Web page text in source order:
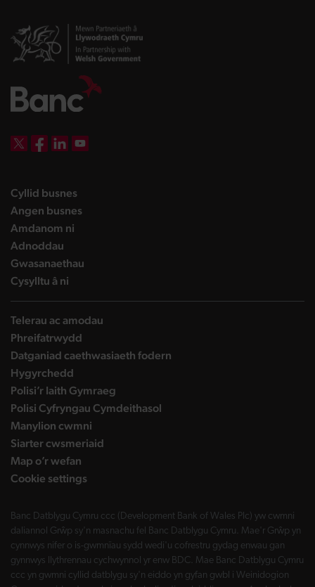
Cyllid busneslanding page
Angen busneslanding page
Amdanom ni
Adnoddau
Gwasanaethau
Cysylltu â ni
Telerau ac amodau
Phreifatrwydd
Datganiad caethwasiaeth fodern
Hygyrchedd
Polisi’r Iaith Gymraeg
Polisi Cyfryngau Cymdeithasol
Manylion cwmni
Siarter cwsmeriaid
Map o’r wefan
Cookie settings
Banc Datblygu Cymru ccc (Development Bank of Wales Plc) yw cwmni
daliannol Grŵp sy'n masnachu fel Banc Datblygu Cymru. Mae'r Grŵp yn
cynnwys nifer o is-gwmnïau sydd wedi'u cofrestru gydag enwau gan
gynnwys llythrennau cychwynnol yr enw BDC. Mae Banc Datblygu Cymru
ccc yn gwmni cyllid datblygu sy'n eiddo yn gyfan gwbl i Weinidogion